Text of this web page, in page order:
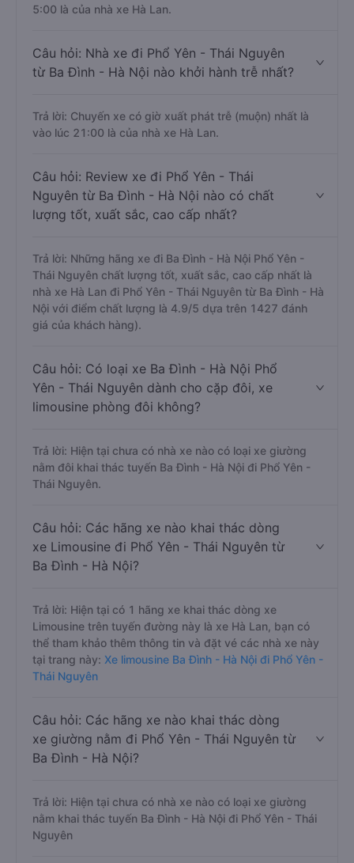
5:00 là của nhà xe Hà Lan.
Câu hỏi: Nhà xe đi Phổ Yên - Thái Nguyên
từ Ba Đình - Hà Nội nào khởi hành trễ nhất?
Trả lời: Chuyến xe có giờ xuất phát trễ (muộn) nhất là
vào lúc 21:00 là của nhà xe Hà Lan.
Câu hỏi: Review xe đi Phổ Yên - Thái
Nguyên từ Ba Đình - Hà Nội nào có chất
lượng tốt, xuất sắc, cao cấp nhất?
Trả lời: Những hãng xe đi Ba Đình - Hà Nội Phổ Yên -
Thái Nguyên chất lượng tốt, xuất sắc, cao cấp nhất là
nhà xe Hà Lan đi Phổ Yên - Thái Nguyên từ Ba Đình - Hà
Nội với điểm chất lượng là 4.9/5 dựa trên 1427 đánh
giá của khách hàng).
Câu hỏi: Có loại xe Ba Đình - Hà Nội Phổ
Yên - Thái Nguyên dành cho cặp đôi, xe
limousine phòng đôi không?
Trả lời: Hiện tại chưa có nhà xe nào có loại xe giường
nằm đôi khai thác tuyến Ba Đình - Hà Nội đi Phổ Yên -
Thái Nguyên.
Câu hỏi: Các hãng xe nào khai thác dòng
xe Limousine đi Phổ Yên - Thái Nguyên từ
Ba Đình - Hà Nội?
Trả lời: Hiện tại có 1 hãng xe khai thác dòng xe
Limousine trên tuyến đường này là xe Hà Lan, bạn có
thể tham khảo thêm thông tin và đặt vé các nhà xe này
tại trang này: Xe limousine Ba Đình - Hà Nội đi Phổ Yên -
Thái Nguyên
Câu hỏi: Các hãng xe nào khai thác dòng
xe giường nằm đi Phổ Yên - Thái Nguyên từ
Ba Đình - Hà Nội?
Trả lời: Hiện tại chưa có nhà xe nào có loại xe giường
nằm khai thác tuyến Ba Đình - Hà Nội đi Phổ Yên - Thái
Nguyên